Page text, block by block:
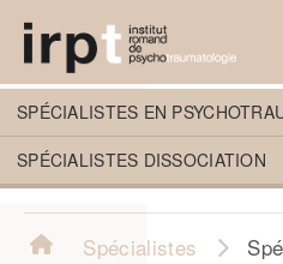
SPÉCIALISTES EN
SPÉCIALISTES DISSOCIATION
Spécialistes